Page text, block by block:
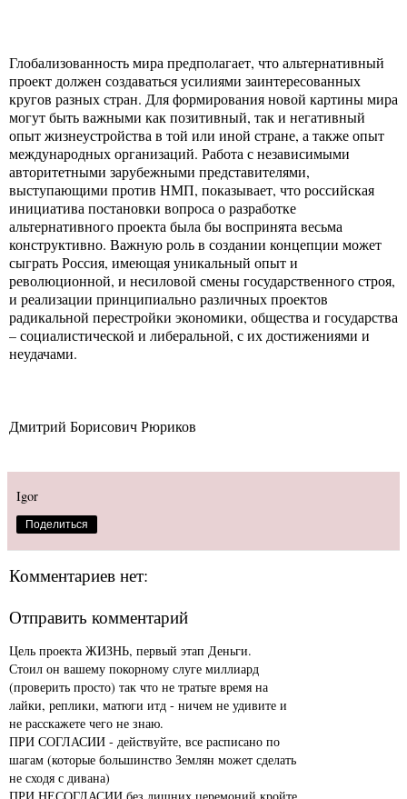
Глобализованность мира предполагает, что альтернативный
проект должен создаваться усилиями заинтересованных
кругов разных стран. Для формирования новой картины мира
могут быть важными как позитивный, так и негативный
опыт жизнеустройства в той или иной стране, а также опыт
международных организаций. Работа с независимыми
авторитетными зарубежными представителями,
выступающими против НМП, показывает, что российская
инициатива постановки вопроса о разработке
альтернативного проекта была бы воспринята весьма
конструктивно. Важную роль в создании концепции может
сыграть Россия, имеющая уникальный опыт и
революционной, и несиловой смены государственного строя,
и реализации принципиально различных проектов
радикальной перестройки экономики, общества и государства
– социалистической и либеральной, с их достижениями и
неудачами.
Дмитрий Борисович Рюриков
Igor
Поделиться
Комментариев нет:
Отправить комментарий
Цель проекта ЖИЗНЬ, первый этап Деньги.
Стоил он вашему покорному слуге миллиард
(проверить просто) так что не тратьте время на
лайки, реплики, матюги итд - ничем не удивите и
не расскажете чего не знаю.
ПРИ СОГЛАСИИ - действуйте, все расписано по
шагам (которые большинство Землян может сделать
не сходя с дивана)